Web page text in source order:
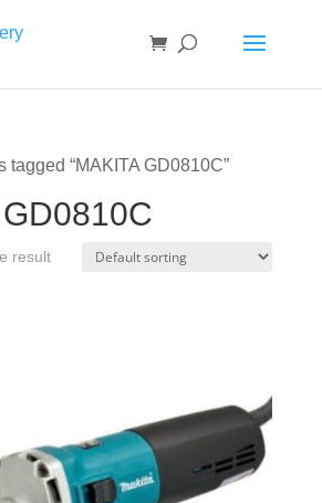
tagged “MAKITA GD0810C”
result